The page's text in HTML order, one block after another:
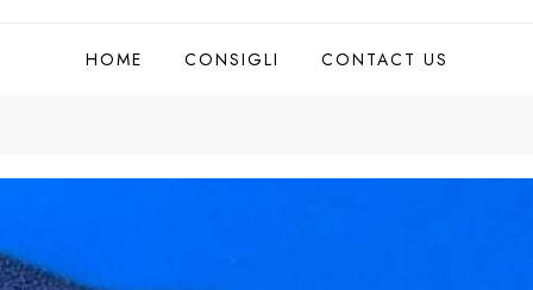
HOME CONSIGLI CONTACT US